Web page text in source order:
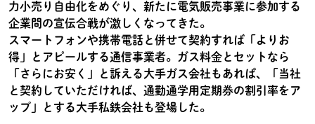
力小売り自由化をめぐり、新たに電気販売事業に参加する
企業間の宣伝合戦が激しくなってきた。
スマートフォンや携帯電話と併せて契約すれば「よりお
得」とアピールする通信事業者。ガス料金とセットなら
「さらにお安く」と訴える大手ガス会社もあれば、「当社
と契約していただければ、通勤通学用定期券の割引率をア
ップ」とする大手私鉄会社も登場した。